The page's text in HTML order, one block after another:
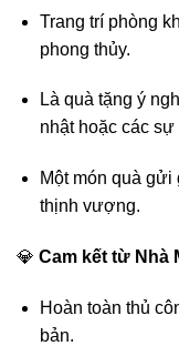
Trang trí phòng
phong thủy.
Là quà tặng ý
nhật hoặc các sự
Một món quà
thịnh vượng.
💎 Cam kết từ Nhà
Hoàn toàn thủ
bản.